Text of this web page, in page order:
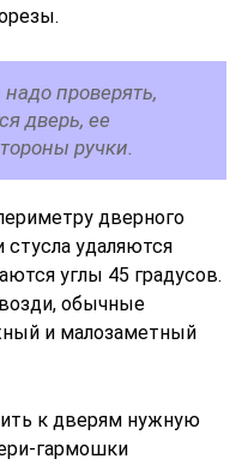
проверять,
дверь, ее
ручки.
дверного
удаляются
углы 45 градусов.
обычные
и малозаметный
к дверям нужную
гармошки